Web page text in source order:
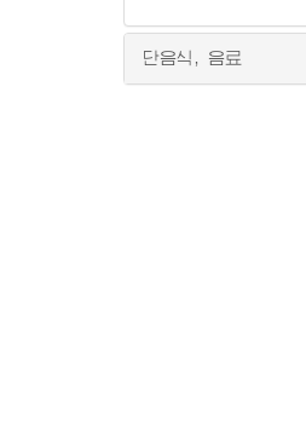
단음식, 음료